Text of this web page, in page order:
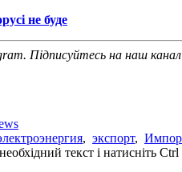
не буде
Підписуйтесь на наш канал
, экспорт,
текст і натисніть